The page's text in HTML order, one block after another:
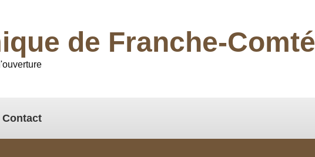
de Franche-Comté
Contact